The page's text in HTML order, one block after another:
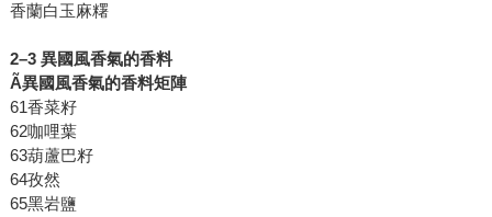
香蘭白玉麻糬
2–3 異國風香氣的香料
Ã異國風香氣的香料矩陣
61香菜籽
62咖哩葉
63葫蘆巴籽
64孜然
65黑岩鹽